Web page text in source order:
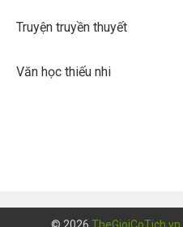
Truyện truyền thuyết
Văn học thiếu nhi